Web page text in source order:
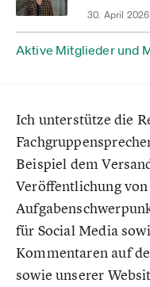
30. April 2026
Aktive Mitglieder und
Ich unterstütze die
Beispiel dem
Veröffentlichung
für Social Media
Kommentaren auf
sowie unserer